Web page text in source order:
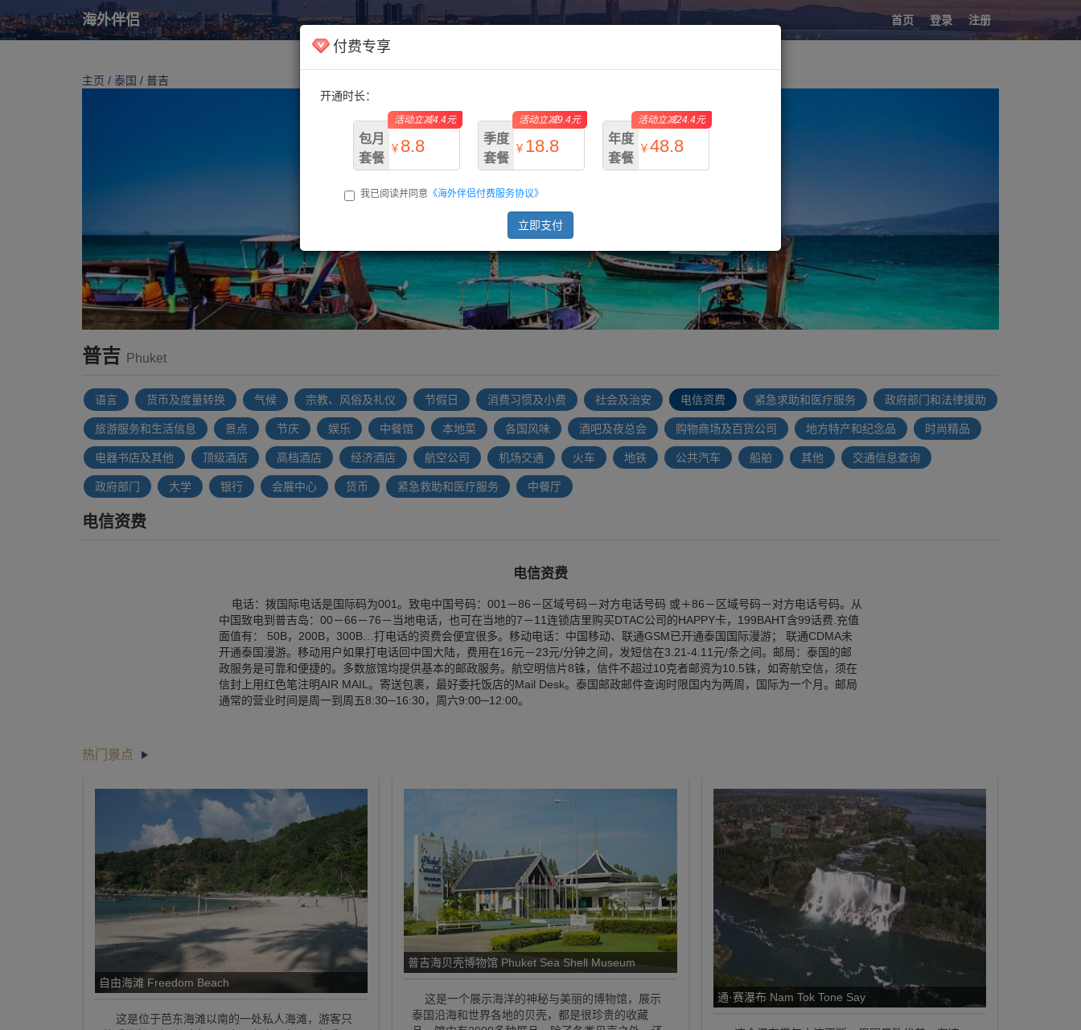
海外伴侣 首页 登录 注册
付费专享
开通时长：
包月
套餐
￥ 8.8
￥13.2
活动立减4.4元
季度
套餐
￥ 18.8
￥28.2
活动立减9.4元
年度
套餐
￥48.8
活动立减24.4元
我已阅读并同意 《海外伴侣付费服务协议》
立即支付
主页 / 泰国 / 普吉
普吉 Phuket
语言 货币及度量转换 气候 宗教、风俗及礼仪 节假日 消费习惯及小费 社会及治安 电信资费 紧急求助和医疗服务 政府部门和法律援助
旅游服务和生活信息 景点 节庆 娱乐 中餐馆 本地菜 各国风味 酒吧及夜总会 购物商场及百货公司 地方特产和纪念品 时尚精品
电器书店及其他 顶级酒店 高档酒店 经济酒店 航空公司 机场交通 火车 地铁 公共汽车 船舶 其他 交通信息查询
政府部门 大学 银行 会展中心 货币 紧急救助和医疗服务 中餐厅
电信资费
电信资费
电话：拨国际电话是国际码为001。致电中国号码：001－86－区域号码－对方电话号码 或＋86－区域号码－对方电话号码。从
中国致电到普吉岛：00－66－76－当地电话，也可在当地的7－11连锁店里购买DTAC公司的HAPPY卡，199BAHT含99话费.充值
面值有： 50B，200B，300B…打电话的资费会便宜很多。移动电话：中国移动、联通GSM已开通泰国国际漫游； 联通CDMA未
开通泰国漫游。移动用户如果打电话回中国大陆，费用在16元－23元/分钟之间，发短信在3.21-4.11元/条之间。邮局：泰国的邮
政服务是可靠和便捷的。多数旅馆均提供基本的邮政服务。航空明信片8铢，信件不超过10克者邮资为10.5铢，如寄航空信，须在
信封上用红色笔注明AIR MAIL。寄送包裹，最好委托饭店的Mail Desk。泰国邮政邮件查询时限国内为两周，国际为一个月。邮局
通常的营业时间是周一到周五8:30─16:30，周六9:00─12:00。
热门景点
自由海滩 Freedom Beach
这是位于芭东海滩以南的一处私人海滩，游客只
普吉海贝壳博物馆 Phuket Sea Shell Museum
这是一个展示海洋的神秘与美丽的博物馆，展示
泰国沿海和世界各地的贝壳，都是很珍贵的收藏
通·赛瀑布 Nam Tok Tone Say